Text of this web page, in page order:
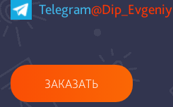
Telegram@Dip_Evgeniy
ЗАКАЗАТЬ